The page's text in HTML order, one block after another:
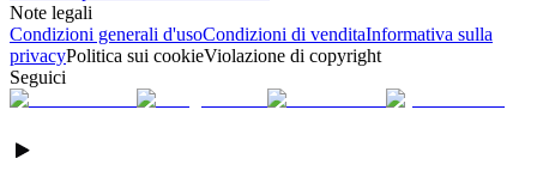
Note legali
Condizioni generali d'usoCondizioni di venditaInformativa sulla
privacyPolitica sui cookieViolazione di copyright
Seguici